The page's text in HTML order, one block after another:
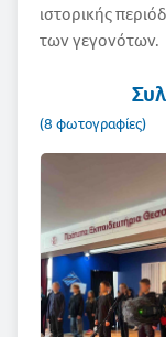
ιστορικής
των γεγονότων.
(8 φωτογραφίες)